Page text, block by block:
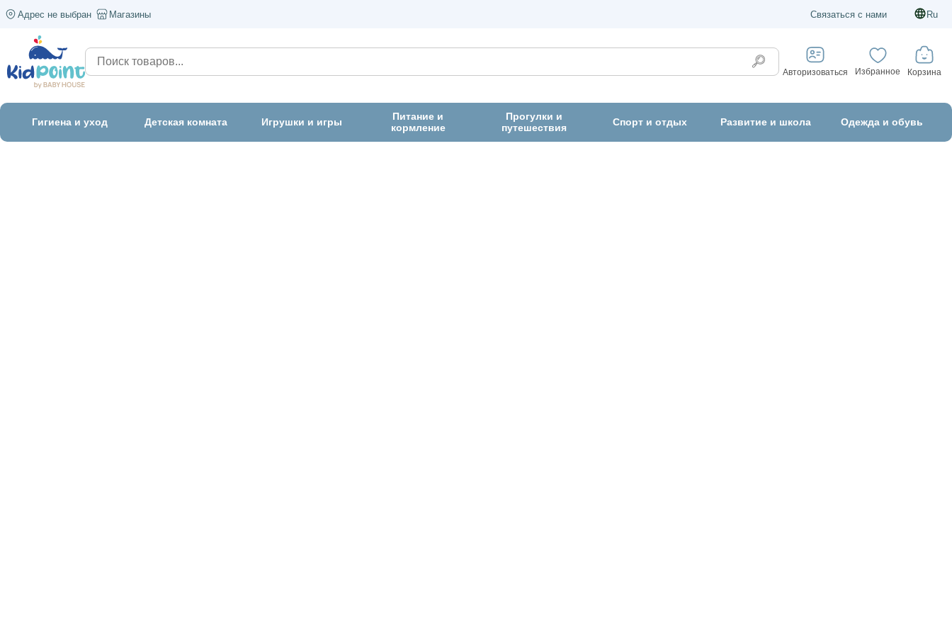
Адрес не выбран Магазины Связаться с нами Ru
Авторизоваться Избранное Корзина
Гигиена и уход Детская комната Игрушки и игры
Питание и
кормление
Прогулки и
путешествия
Спорт и отдых Развитие и школа Одежда и обувь